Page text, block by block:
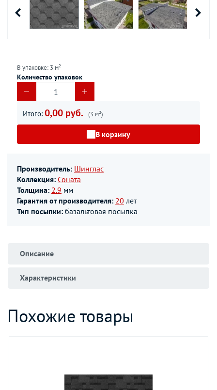
В упаковке: 3 м²
Количество упаковок
Итого: 0,00 руб. (3 м²)
В корзину
Производитель: Шинглас
Коллекция: Соната
Толщина: 2.9 мм
Гарантия от производителя: 20 лет
Тип посыпки: базальтовая посыпка
Описание
Характеристики
Похожие товары